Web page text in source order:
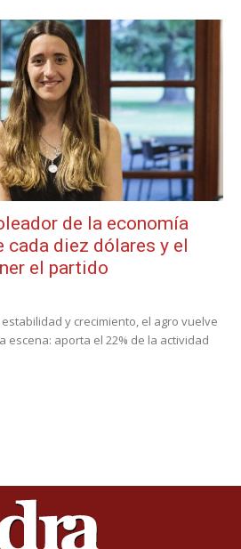
de la economía
cada diez dólares y el
el partido
y crecimiento, el agro vuelve
escena: aporta el 22% de la actividad